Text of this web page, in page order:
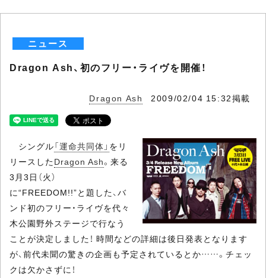
ニュース
Dragon Ash、初のフリー・ライヴを開催！
Dragon Ash 2009/02/04 15:32掲載
シングル「運命共同体」 をリ
リースしたDragon Ash。来る
3月3日（火）
に“FREEDOM!!”と題した、バ
ンド初のフリー・ライヴを代々
木公園野外ステージで行なう
ことが決定しました！ 時間などの詳細は後日発表となります
が、前代未聞の驚きの企画も予定されているとか……。チェッ
クは欠かさずに！